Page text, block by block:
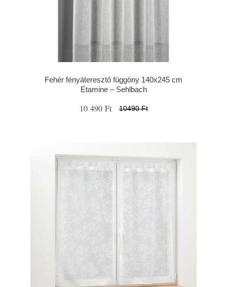
Fehér fényáteresztő függöny 140x245 cm
Etamine – Sehlbach
10 490 Ft 10490 Ft